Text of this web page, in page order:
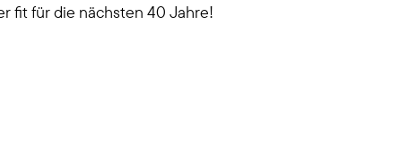
fit für die nächsten 40 Jahre!